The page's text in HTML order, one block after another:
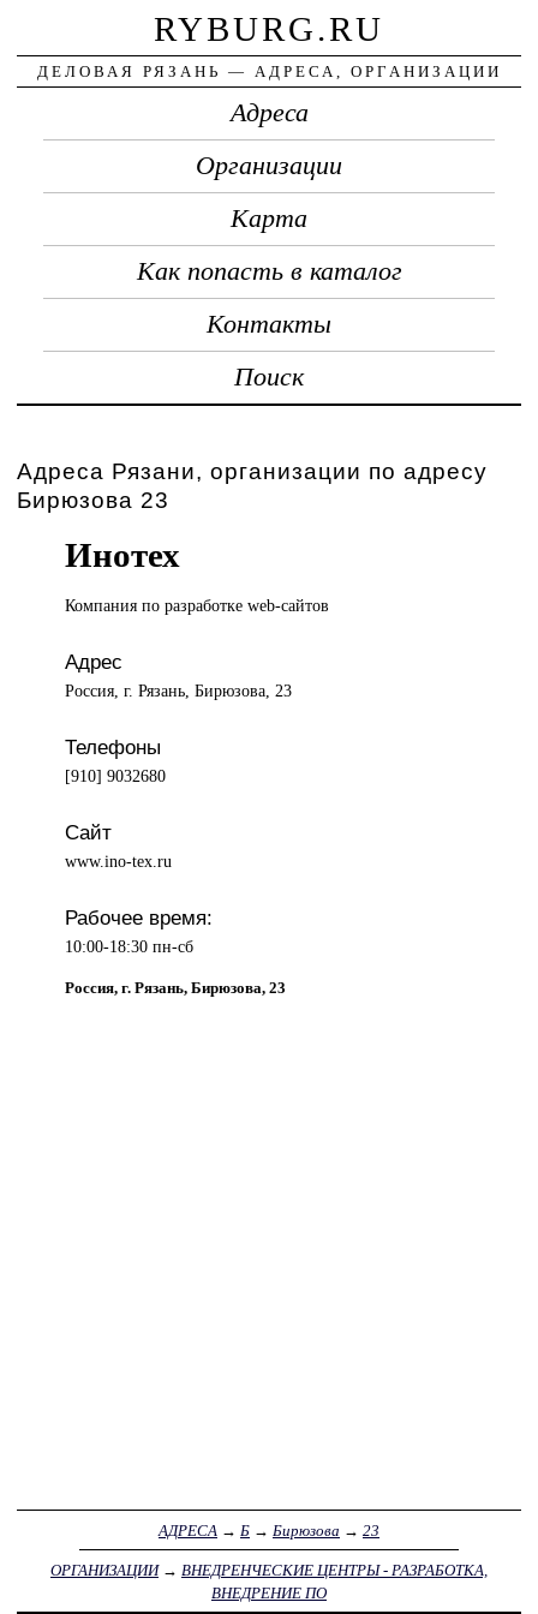
RYBURG.RU
ДЕЛОВАЯ РЯЗАНЬ — АДРЕСА, ОРГАНИЗАЦИИ
Адреса
Организации
Карта
Как попасть в каталог
Контакты
Поиск
Адреса Рязани, организации по адресу
Бирюзова 23
Инотех
Компания поразработке web-сайтов
Адрес
Россия, г. Рязань, Бирюзова, 23
Телефоны
[910] 9032680
Сайт
www.ino-tex.ru
Рабочее время:
10:00-18:30 пн-сб
Россия, г. Рязань, Бирюзова, 23
АДРЕСА → Б → Бирюзова → 23
ОРГАНИЗАЦИИ→ ВНЕДРЕНЧЕСКИЕ ЦЕНТРЫ - РАЗРАБОТКА,
ВНЕДРЕНИЕ ПО